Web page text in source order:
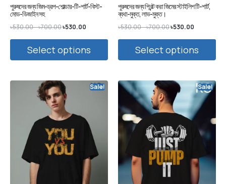
পুরুষদের জন্য জিম-ড্রপ-শোল্ডার-টি-শার্ট-বিস্ট-
মোড-ডিজাইন সহ
৳530.00–৳700.00৳530.00
Select options
পুরুষদের জন্য প্রিন্ট করা জিমের স্টাইলিশ টি-শার্ট,
ব্যথা-মুক্ত, লাভ-মুক্ত।
৳530.00–৳700.00৳530.00
Select options
Sale! Sale!